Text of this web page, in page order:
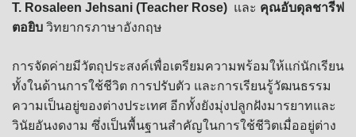
T. Rosaleen Jehsani (Teacher Rose) และ คุณอับดุลชารีฟ
ตอยิบ วิทยากรภาษาอังกฤษ
การจัดค่ายมีวัตถุประสงค์เพื่อเตรียมความพร้อมให้แก่นักเรียน
ทั้งในด้านการใช้ชีวิต การปรับตัว และการเรียนรู้วัฒนธรรม
ความเป็นอยู่ของต่างประเทศ อีกทั้งยังมุ่งปลูกฝังมารยาทและ
วินัยอันงดงาม ซึ่งเป็นพื้นฐานสำคัญในการใช้ชีวิตเมื่ออยู่ต่าง